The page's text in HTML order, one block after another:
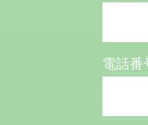
電話番